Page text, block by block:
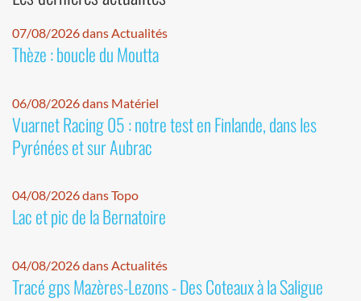
07/08/2026 dans Actualités
Thèze : boucle du Moutta
06/08/2026 dans Matériel
Vuarnet Racing 05 : notre test en Finlande, dans les
Pyrénées et sur Aubrac
04/08/2026 dans Topo
Lac et pic de la Bernatoire
04/08/2026 dans Actualités
Tracé gps Mazères-Lezons - Des Coteaux à la Saligue